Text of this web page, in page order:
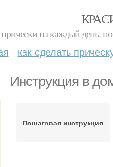
прически на каждый день.
как сделать
Инструкция в
Пошаговая инструкция